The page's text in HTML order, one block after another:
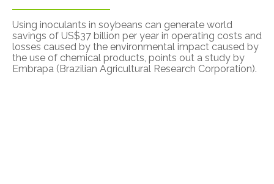
Using inoculants in soybeans can generate world
savings of US$37 billion per year in operating costs and
losses caused by the environmental impact caused by
the use of chemical products, points out a study by
Embrapa (Brazilian Agricultural Research Corporation).